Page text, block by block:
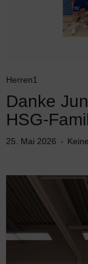
Herren1
Danke
HSG-
25. Mai 2026